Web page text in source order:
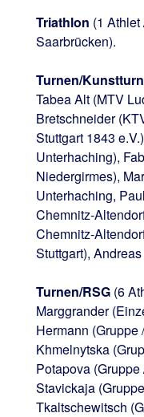
Triathlon (1
Saarbrücken).
Turnen/
Tabea Alt (MTV
Bretschneider
Stuttgart 1843
Unterhaching),
Niedergirmes),
Unterhaching,
Chemnitz-
Chemnitz-
Stuttgart),
Turnen/RSG(6
Marggrander
Hermann
Khmelnytska
Potapova
Stavickaja
Tkaltschewitsch